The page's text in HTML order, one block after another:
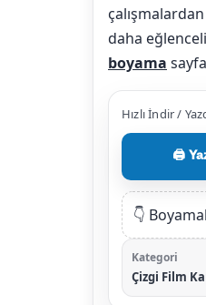
daha
boyama
Hızlı İndir /
🖨️
👇
Kategori
Çizgi Film